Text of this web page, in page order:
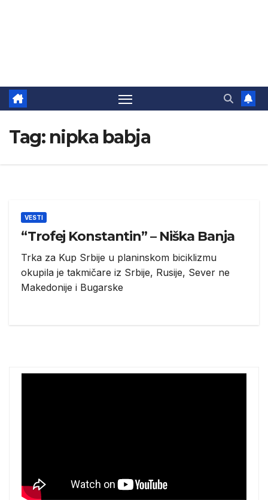
Tag: nipka babja
VESTI
“Trofej Konstantin” – Niška Banja
Trka za Kup Srbije u planinskom biciklizmu
okupila je takmičare iz Srbije, Rusije, Sever ne
Makedonije i Bugarske